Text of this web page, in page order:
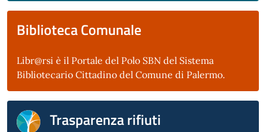
Biblioteca Comunale
Libr@rsi è il Portale del Polo SBN del Sistema
Bibliotecario Cittadino del Comune di Palermo.
Trasparenza rifiuti